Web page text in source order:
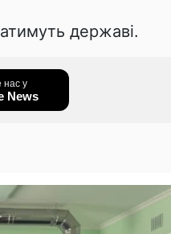
державі.
нас у
News